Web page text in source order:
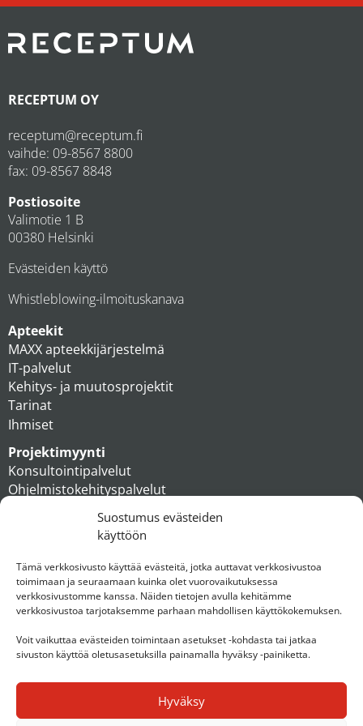
Suostumus evästeiden
käyttöön
Tämä verkkosivusto käyttää evästeitä, jotka auttavat verkkosivustoa
toimimaan ja seuraamaan kuinka olet vuorovaikutuksessa
verkkosivustomme kanssa. Näiden tietojen avulla kehitämme
verkkosivustoa tarjotaksemme parhaan mahdollisen käyttökokemuksen.
Voit vaikuttaa evästeiden toimintaan asetukset -kohdasta tai jatkaa
sivuston käyttöä oletusasetuksilla painamalla hyväksy -painiketta.
Hyväksy
RECEPTUM OY
receptum@receptum.fi
vaihde: 09-8567 8800
fax: 09-8567 8848
Postiosoite
Valimotie 1 B
00380 Helsinki
Evästeiden käyttö
Whistleblowing-ilmoituskanava
Apteekit
MAXX apteekkijärjestelmä
IT-palvelut
Kehitys- ja muutosprojektit
Tarinat
Ihmiset
Projektimyynti
Konsultointipalvelut
Ohjelmistokehityspalvelut
Ihmiset
Konserni
Ota yhteyttä